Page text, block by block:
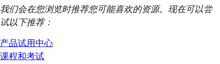
我们会在您浏览时推荐您可能喜欢的资源。现在可以尝
试以下推荐：
产品试用中心
课程和考试